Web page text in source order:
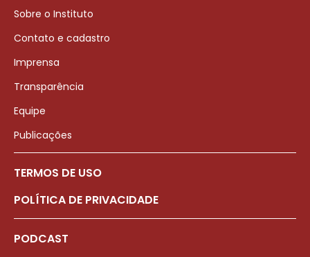
Sobre o Instituto
Contato e cadastro
Imprensa
Transparência
Equipe
Publicações
TERMOS DE USO
POLÍTICA DE PRIVACIDADE
PODCAST